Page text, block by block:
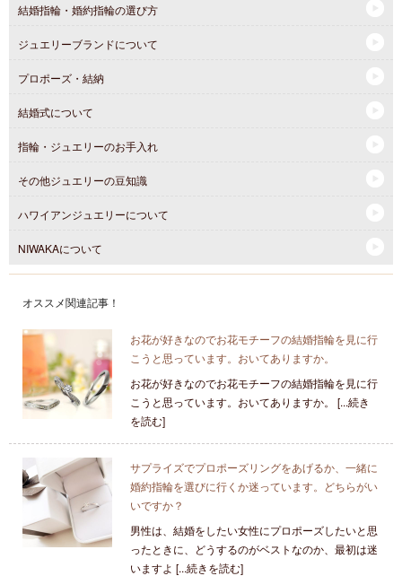
結婚指輪・婚約指輪の選び方
ジュエリーブランドについて
プロポーズ・結納
結婚式について
指輪・ジュエリーのお手入れ
その他ジュエリーの豆知識
ハワイアンジュエリーについて
NIWAKAについて
オススメ関連記事！
お花が好きなのでお花モチーフの結婚指輪を見に行
こうと思っています。おいてありますか。
お花が好きなのでお花モチーフの結婚指輪を見に行
こうと思っています。おいてありますか。 [...続き
を読む]
サプライズでプロポーズリングをあげるか、一緒に
婚約指輪を選びに行くか迷っています。どちらがい
いですか？
男性は、結婚をしたい女性にプロポーズしたいと思
ったときに、どうするのがベストなのか、最初は迷
いますよ [...続きを読む]